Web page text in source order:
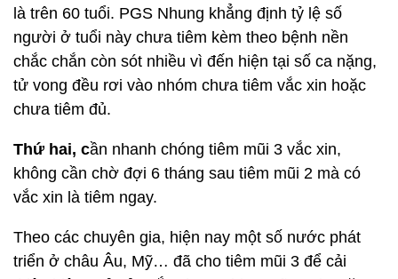
là trên 60 tuổi. PGS Nhung khẳng định tỷ lệ số
người ở tuổi này chưa tiêm kèm theo bệnh nền
chắc chắn còn sót nhiều vì đến hiện tại số ca nặng,
tử vong đều rơi vào nhóm chưa tiêm vắc xin hoặc
chưa tiêm đủ.
Thứ hai, cần nhanh chóng tiêm mũi 3 vắc xin,
không cần chờ đợi 6 tháng sau tiêm mũi 2 mà có
vắc xin là tiêm ngay.
Theo các chuyên gia, hiện nay một số nước phát
triển ở châu Âu, Mỹ… đã cho tiêm mũi 3 để cải